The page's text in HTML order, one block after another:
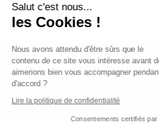
Salut c'est nous...
les Cookies !
Nous avons attendu d'être sûrs que le
contenu de ce site vous intéresse avant
aimerions bien vous accompagner
d'accord ?
Lire la politique de confidentialité
Consentements certifiés par